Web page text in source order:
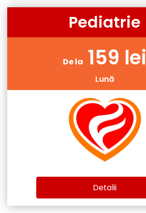
Pediatrie
De la 159 lei
Lună
Detalii